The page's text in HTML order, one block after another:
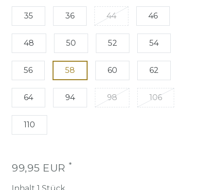
35 36 44 46
48 50 52 54
56 58 60 62
64 94 98 106
110
99,95 EUR *